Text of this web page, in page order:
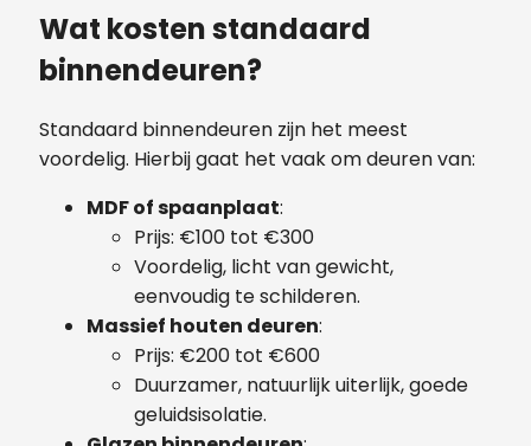
Wat kosten standaard
binnendeuren?
Standaard binnendeuren zijn het meest
voordelig. Hierbij gaat het vaak om deuren van:
MDF of spaanplaat:
Prijs: €100 tot €300
Voordelig, licht van gewicht,
eenvoudig te schilderen.
Massief houten deuren:
Prijs: €200 tot €600
Duurzamer, natuurlijk uiterlijk, goede
geluidsisolatie.